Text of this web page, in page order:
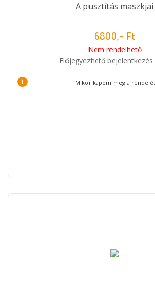
A pusztítás maszkjai
6800,- Ft
Nem rendelhető
Előjegyezhető bejelentkezés
i Mikor kapom meg a